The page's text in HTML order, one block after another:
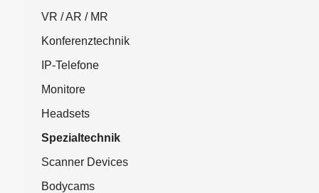
VR / AR / MR
Konferenztechnik
IP-Telefone
Monitore
Headsets
Spezialtechnik
Scanner Devices
Bodycams